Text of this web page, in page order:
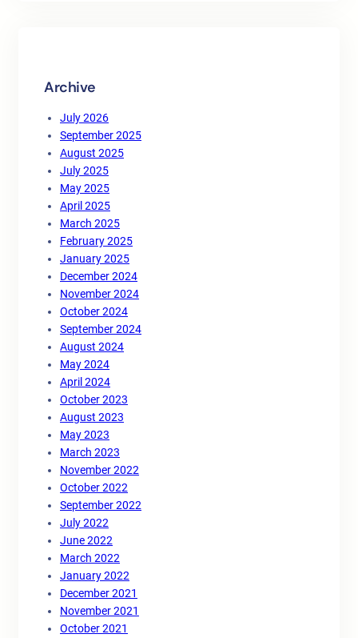
Archive
July 2026
September 2025
August 2025
July 2025
May 2025
April 2025
March 2025
February 2025
January 2025
December 2024
November 2024
October 2024
September 2024
August 2024
May 2024
April 2024
October 2023
August 2023
May 2023
March 2023
November 2022
October 2022
September 2022
July 2022
June 2022
March 2022
January 2022
December 2021
November 2021
October 2021